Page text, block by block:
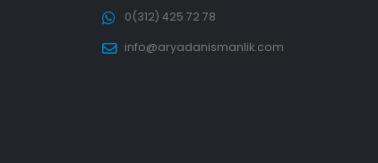
0(312) 425 72 78
info@aryadanismanlik.com